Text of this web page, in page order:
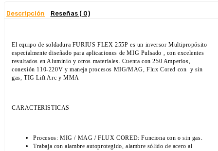
Descripción Reseñas ( 0)
El equipo de soldadura FURIUS FLEX 255P es un inversor Multipropósito
especialmente diseñado para aplicaciones de MIG Pulsado , con excelentes
resultados en Aluminio y otros materiales. Cuenta con 250 Amperios,
conexión 110-220V y maneja procesos MIG/MAG, Flux Cored con y sin
gas, TIG Lift Arc y MMA
CARACTERISTICAS
Procesos: MIG / MAG / FLUX CORED: Funciona con o sin gas.
Trabaja con alambre autoprotegido, alambre sólido de acero al